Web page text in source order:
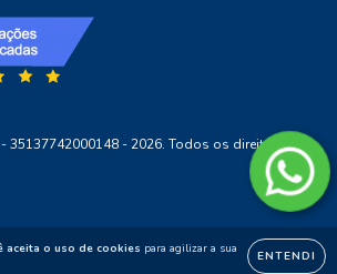
aceita o uso de cookies para agilizar a sua
ENTENDI
35137742000148 - 2026. Todos os direitos